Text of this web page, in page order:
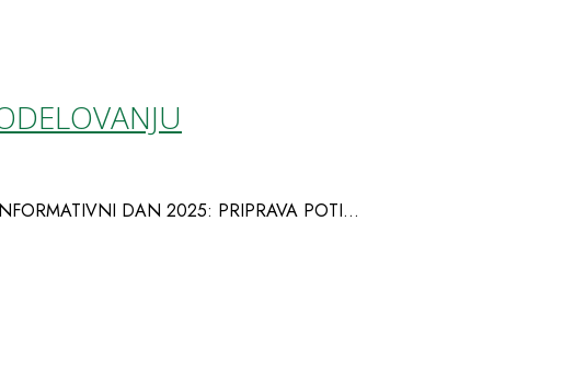
DAN 2025: PRIPRAVA POTI...